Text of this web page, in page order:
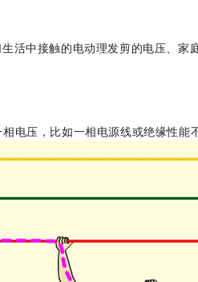
中接触的电动理发剪的电压、家
压，比如一相电源线或绝缘性能